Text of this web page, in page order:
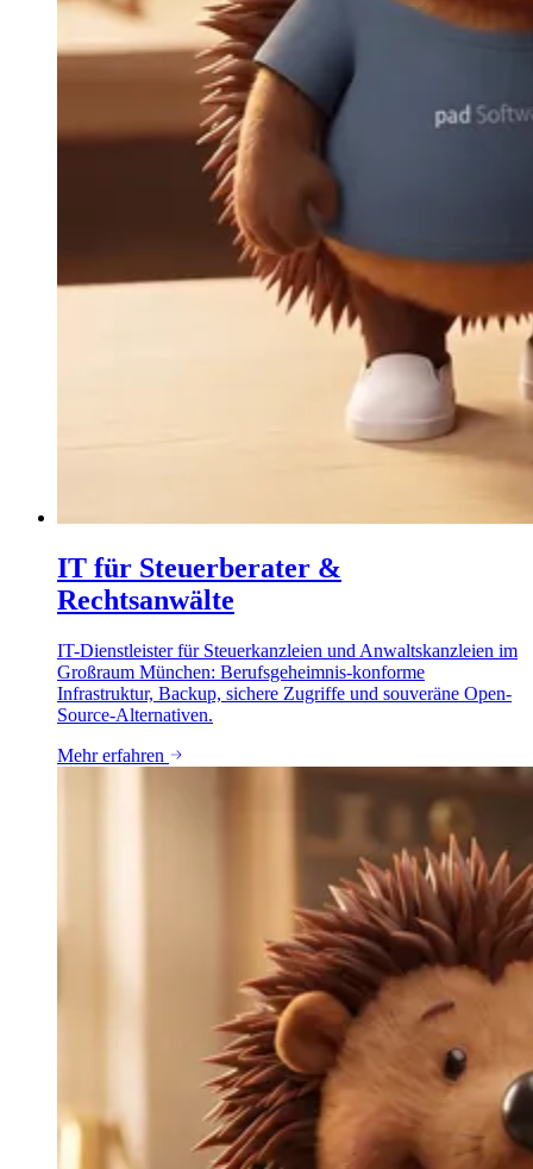
IT für Steuerberater &
Rechtsanwälte
IT-Dienstleister für Steuerkanzleien und Anwaltskanzleien im
Großraum München: Berufsgeheimnis-konforme
Infrastruktur, Backup, sichere Zugriffe und souveräne Open-
Source-Alternativen.
Mehr erfahren